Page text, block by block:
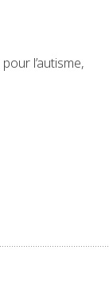
l’autisme,